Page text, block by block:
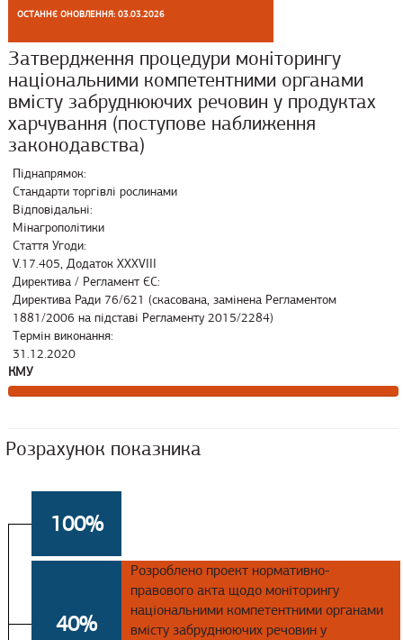
ОСТАННЄ ОНОВЛЕННЯ: 03.03.2026
Затвердження процедури моніторингу
національними компетентними органами
вмісту забруднюючих речовин у продуктах
харчування (поступове наближення
законодавства)
Піднапрямок:
Стандарти торгівлі рослинами
Відповідальні:
Мінагрополітики
Стаття Угоди:
V.17.405, Додаток XXXVIII
Директива / Регламент ЄС:
Директива Ради 76/621 (скасована, замінена Регламентом
1881/2006 на підставі Регламенту 2015/2284)
Термін виконання:
31.12.2020
КМУ
Розрахунок показника
100%
40%
Розроблено проект нормативно-
правового акта щодо моніторингу
національними компетентними органами
вмісту забруднюючих речовин у